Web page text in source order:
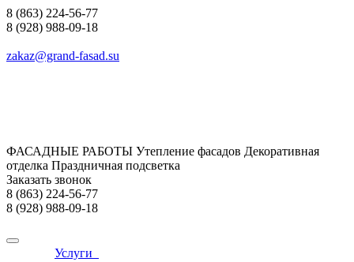
8 (863) 224-56-77
8 (928) 988-09-18
zakaz@grand-fasad.su
ФАСАДНЫЕ РАБОТЫ Утепление фасадов Декоративная
отделка Праздничная подсветка
Заказать звонок
8 (863) 224-56-77
8 (928) 988-09-18
Услуги